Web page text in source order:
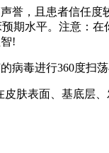
誉，且患者信任度
期水平。注意：在
!
毒进行360度扫
肤表面、基底层